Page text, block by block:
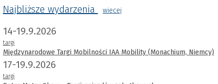
Najbliższe wydarzenia
wiecej
14-19.9.2026
targi
Międzynarodowe Targi Mobilności IAA Mobility (Monachium, Niemcy)
17-19.9.2026
targi